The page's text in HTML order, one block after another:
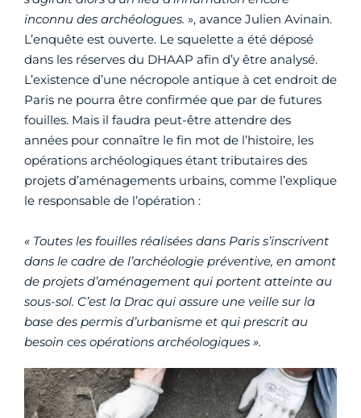
inconnu des archéologues. », avance Julien Avinain.
L’enquête est ouverte. Le squelette a été déposé
dans les réserves du DHAAP afin d’y être analysé.
L’existence d’une nécropole antique à cet endroit de
Paris ne pourra être confirmée que par de futures
fouilles. Mais il faudra peut-être attendre des
années pour connaître le fin mot de l’histoire, les
opérations archéologiques étant tributaires des
projets d’aménagements urbains, comme l’explique
le responsable de l’opération :
« Toutes les fouilles réalisées dans Paris s’inscrivent
dans le cadre de l’archéologie préventive, en amont
de projets d’aménagement qui portent atteinte au
sous-sol. C’est la Drac qui assure une veille sur la
base des permis d’urbanisme et qui prescrit au
besoin ces opérations archéologiques ».